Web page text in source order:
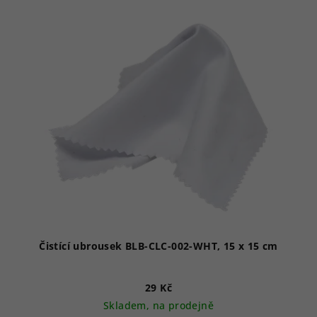
Čistící ubrousek BLB-CLC-002-WHT, 15 x 15 cm
29 Kč
Skladem, na prodejně